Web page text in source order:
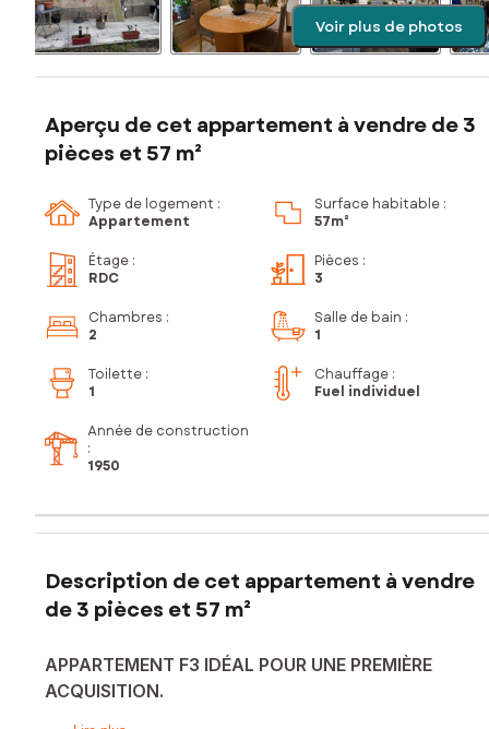
Voir plus de photos
Aperçu de cet appartement à vendre de 3
pièces et 57 m²
Type de logement :
Appartement
Surface habitable :
57m²
Étage :
RDC
Pièces :
3
Chambres :
2
Salle de bain :
1
Toilette :
1
Chauffage :
Fuel individuel
Année de construction
:
1950
Description de cet appartement à vendre
de 3 pièces et 57 m²
APPARTEMENT F3 IDÉAL POUR UNE PREMIÈRE
ACQUISITION.